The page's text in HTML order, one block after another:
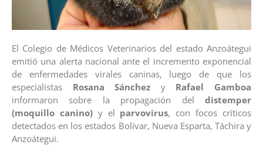
El Colegio de Médicos Veterinarios del estado Anzoátegui
emitió una alerta nacional ante el incremento exponencial
de enfermedades virales caninas, luego de que los
especialistas Rosana Sánchez y Rafael Gamboa
informaron sobre la propagación del distemper
(moquillo canino)y el parvovirus, con focos críticos
detectados en los estados Bolívar, Nueva Esparta, Táchira y
Anzoátegui.